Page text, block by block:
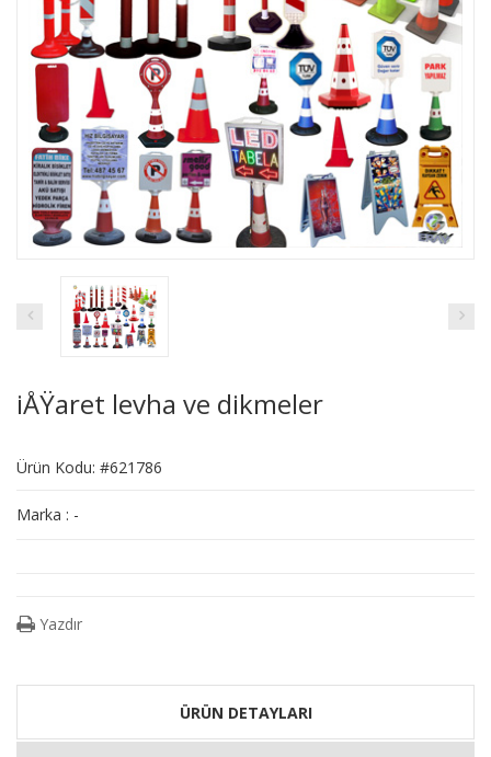
iÅŸaret levha ve dikmeler
Ürün Kodu: #621786
Marka : -
Yazdır
ÜRÜN DETAYLARI